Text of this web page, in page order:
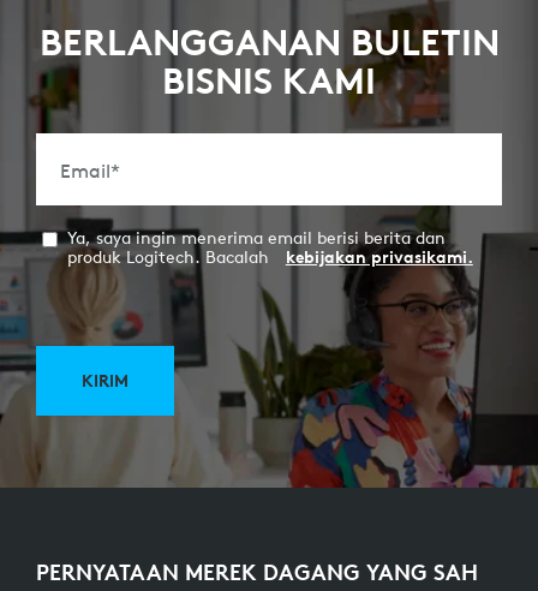
BERLANGGANAN BULETIN
BISNIS KAMI
Email*
Ya, saya ingin menerima email berisi berita dan
produk Logitech. Bacalah
kebijakan privasikami.
KIRIM
PERNYATAAN MEREK DAGANG YANG SAH